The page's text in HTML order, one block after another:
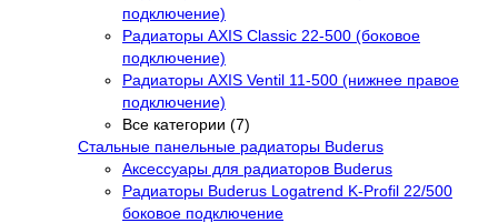
подключение)
Радиаторы AXIS Classic 22-500 (боковое
подключение)
Радиаторы AXIS Ventil 11-500 (нижнее правое
подключение)
Все категории (7)
Стальные панельные радиаторы Buderus
Аксессуары для радиаторов Buderus
Радиаторы Buderus Logatrend K-Profil 22/500
боковое подключение